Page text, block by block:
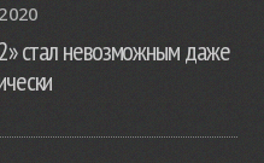
стал невозможным даже